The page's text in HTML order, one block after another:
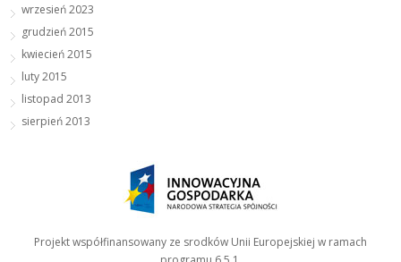
wrzesień 2023
grudzień 2015
kwiecień 2015
luty 2015
listopad 2013
sierpień 2013
Projekt współfinansowany ze srodków Unii Europejskiej w ramach